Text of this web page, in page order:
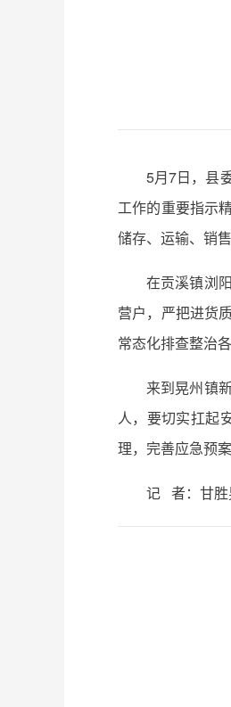
5月7日，县
工作的重要指示
储存、运输、销
在贡溪镇浏
营户，严把进货
常态化排查整治
来到晃州镇
人，要切实扛起
理，完善应急预
记 者：甘胜